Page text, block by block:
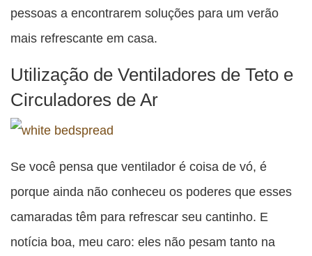
pessoas a encontrarem soluções para um verão
mais refrescante em casa.
Utilização de Ventiladores de Teto e
Circuladores de Ar
Se você pensa que ventilador é coisa de vó, é
porque ainda não conheceu os poderes que esses
camaradas têm para refrescar seu cantinho. E
notícia boa, meu caro: eles não pesam tanto na